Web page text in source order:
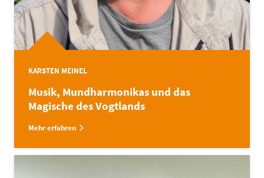
KARSTEN MEINEL
Musik, Mundharmonikas und das
Magische des Vogtlands
Mehr erfahren